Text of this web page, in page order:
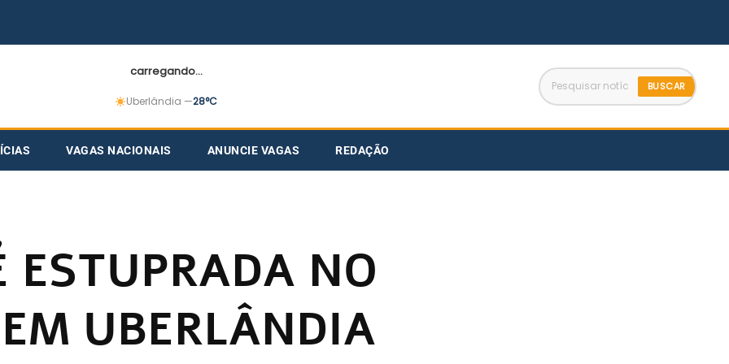
carregando...
Uberlândia —28°C
BUSCAR
VAGAS NACIONAIS ANUNCIE VAGAS REDAÇÃO
ESTUPRADA NO
UBERLÂNDIA